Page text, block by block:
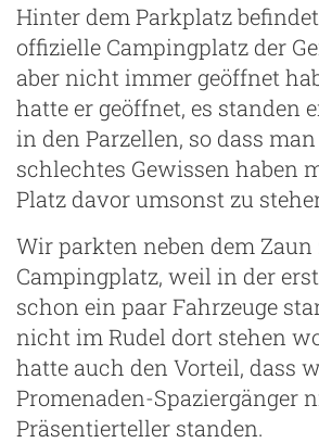
Hinter dem Parkplatz
offizielle Campingplatz der
aber nicht immer geöffnet
hatte er geöffnet, es standen
in den Parzellen, so dass
schlechtes Gewissen haben
Platz davor umsonst zu
Wir parkten neben dem Zaun
Campingplatz, weil in der
schon ein paar Fahrzeuge
nicht im Rudel dort stehen
hatte auch den Vorteil, dass
Promenaden-Spaziergänger
Präsentierteller standen.